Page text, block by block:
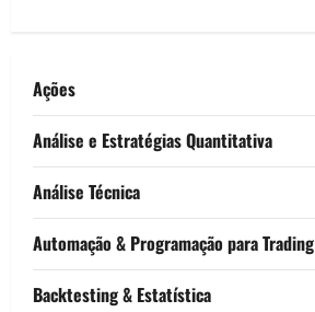
Ações
Análise e Estratégias Quantitativa
Análise Técnica
Automação & Programação para Trading
Backtesting & Estatística